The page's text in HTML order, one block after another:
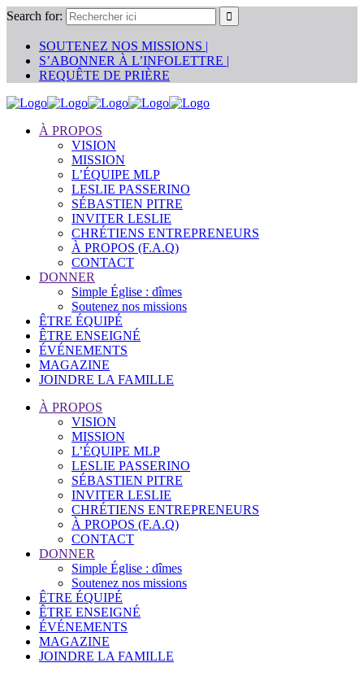
Search for:
SOUTENEZ NOS MISSIONS |
S’ABONNER À L’INFOLETTRE |
REQUÊTE DE PRIÈRE
À PROPOS
VISION
MISSION
L’ÉQUIPE MLP
LESLIE PASSERINO
SÉBASTIEN PITRE
INVITER LESLIE
CHRÉTIENS ENTREPRENEURS
À PROPOS (F.A.Q)
CONTACT
DONNER
Simple Église : dîmes
Soutenez nos missions
ÊTRE ÉQUIPÉ
ÊTRE ENSEIGNÉ
ÉVÉNEMENTS
MAGAZINE
JOINDRE LA FAMILLE
À PROPOS
VISION
MISSION
L’ÉQUIPE MLP
LESLIE PASSERINO
SÉBASTIEN PITRE
INVITER LESLIE
CHRÉTIENS ENTREPRENEURS
À PROPOS (F.A.Q)
CONTACT
DONNER
Simple Église : dîmes
Soutenez nos missions
ÊTRE ÉQUIPÉ
ÊTRE ENSEIGNÉ
ÉVÉNEMENTS
MAGAZINE
JOINDRE LA FAMILLE